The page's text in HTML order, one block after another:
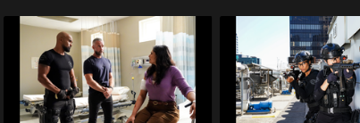
アジト襲撃事件があったという。そこで郡
保安局が主導し、S.W.A.T.が協力する形で捜
査を進めることになる。
房の扉が開き囚人達が野放